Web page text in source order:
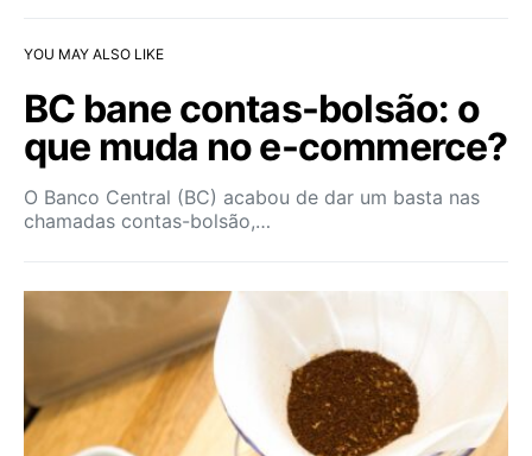
YOU MAY ALSO LIKE
BC bane contas-bolsão: o
que muda no e-commerce?
O Banco Central (BC) acabou de dar um basta nas
chamadas contas-bolsão,…